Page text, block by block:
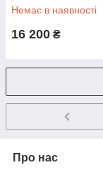
Немає в наявності
16 200 ₴
Про нас